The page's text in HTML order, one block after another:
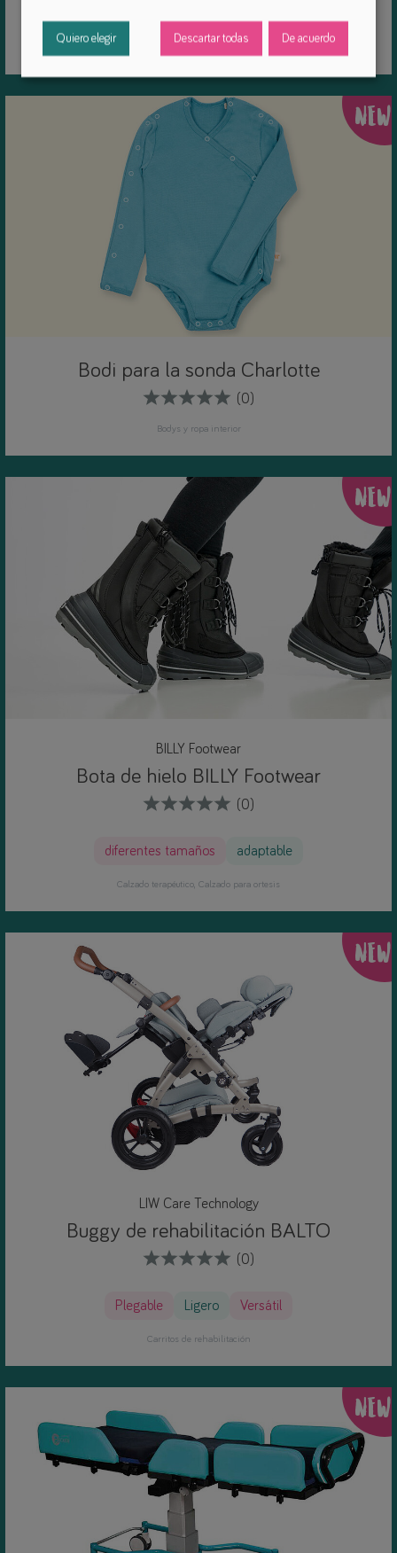
(0)
NEW
Bodi para la sonda Charlotte
(0)
Bodys y ropa interior
NEW
BILLY Footwear
Bota de hielo BILLY Footwear
(0)
diferentes tamaños adaptable
Calzado terapéutico Calzado para ortesis
NEW
LIW Care Technology
Buggy de rehabilitación BALTO
(0)
Plegable Ligero Versátil
Carritos de rehabilitación
NEW
Quiero elegir Descartar todas De acuerdo